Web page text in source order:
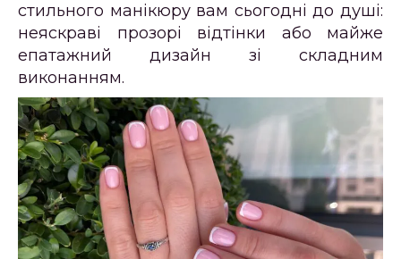
стильного манікюру вам сьогодні до душі:
неяскраві прозорі відтінки або майже
епатажний дизайн зі складним
виконанням.